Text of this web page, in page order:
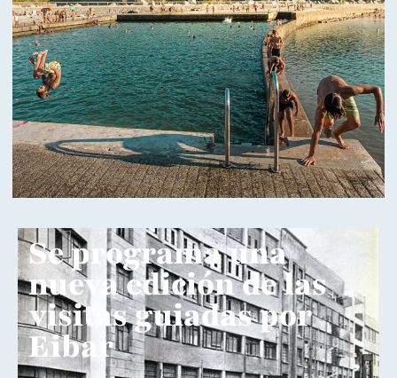
Se programa una
nueva edición de las
visitas guiadas por
Eibar